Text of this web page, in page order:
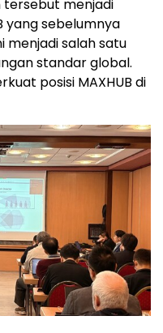
tersebut menjadi
yang sebelumnya
menjadi salah satu
standar global.
posisi MAXHUB di